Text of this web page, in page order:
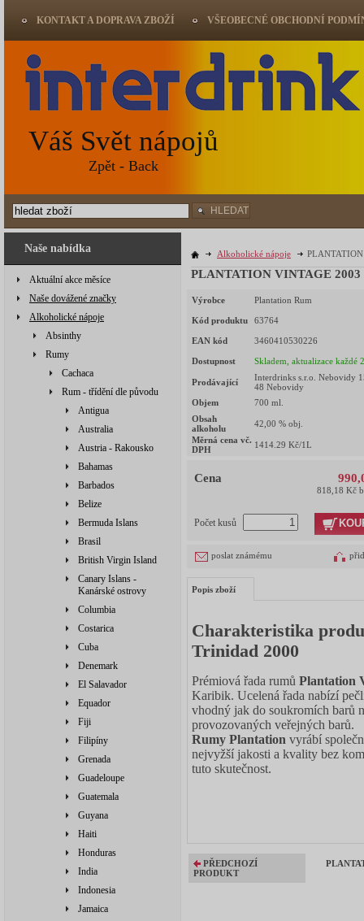
Naše nabídka
Aktuální akce měsíce
Naše dovážené značky
Alkoholické nápoje
Absinthy
Rumy
Cachaca
Rum - třídění dle původu
Antigua
Australia
Austria - Rakousko
Bahamas
Barbados
Belize
Bermuda Islans
Brasil
British Virgin Island
Canary Islans -
Kanárské ostrovy
Columbia
Costarica
Cuba
Denemark
El Salavador
Equador
Fiji
Filipíny
Grenada
Guadeloupe
Guatemala
Guyana
Haiti
Honduras
India
Indonesia
Jamaica
Alkoholické nápoje
PLANTATION VINTAGE
Výrobce Plantation Rum
Kód produktu 63764
EAN kód 3460410530226
Dostupnost Skladem, aktualizace každé
Prodávající
Interdrinks s.r.o. Nebovidy
48 Nebovidy
Objem
700 ml.
Obsah
alkoholu
42,00 % obj.
Měrná cena vč.
DPH
1414.29 Kč/1L
Cena
818,18 Kč
Počet kusů
poslat známému
Popis zboží
Charakteristika
Trinidad 2000
Prémiová řada rumů Plantation
Karibik. Ucelená řada nabízí
vhodný jak do soukromích barů
provozovaných veřejných barů.
Rumy Plantation vyrábí
nejvyžší jakosti a kvality bez
tuto skutečnost.
PŘEDCHOZÍ
PRODUKT
KONTAKT A DOPRAVA ZBOŽÍ VŠEOBECNÉ OBCHODNÍ
Váš Svět nápojů
Zpět - Back
HLEDAT